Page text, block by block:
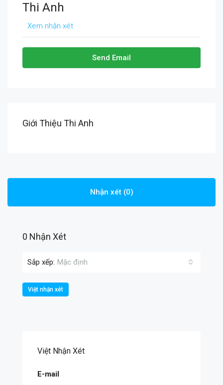
Thi Anh
Xem nhận xét
Send Email
Giới Thiệu Thi Anh
Nhận xét (0)
0 Nhận Xét
Sắp xếp: Mặc định
Việt nhận xét
Việt Nhận Xét
E-mail